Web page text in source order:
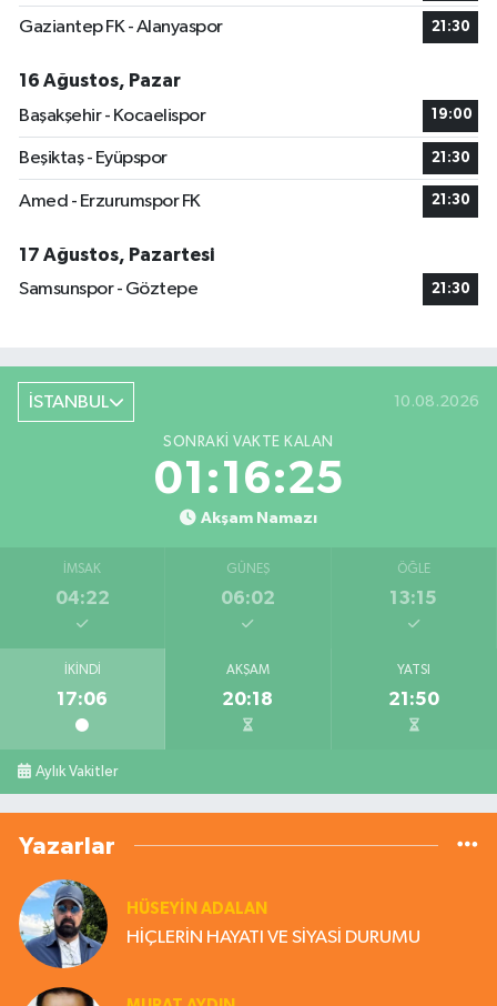
Gaziantep FK - Alanyaspor 21:30
16 Ağustos, Pazar
Başakşehir - Kocaelispor
19:00
Beşiktaş - Eyüpspor 21:30
Amed - Erzurumspor FK 21:30
17 Ağustos, Pazartesi
Samsunspor - Göztepe
21:30
İSTANBUL 10.08.2026
SONRAKI VAKTE KALAN
01:16:24
Akşam Namazı
İMSAK
04:22
GÜNEŞ
06:02
ÖĞLE
13:15
İKINDI
17:06
AKŞAM
20:18
YATSI
21:50
Aylık Vakitler
Yazarlar
HÜSEYIN ADALAN
HİÇLERİN HAYATI VE SİYASİ DURUMU